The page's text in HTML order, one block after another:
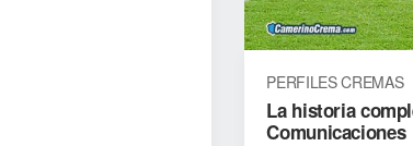
PERFILES CREMAS
La historia
Comunicaciones